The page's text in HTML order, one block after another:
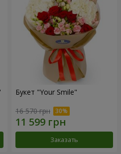
Букет "Your Smile"
16 570 грн
Заказать